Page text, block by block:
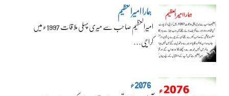
ہمارا امیرالعظیم
امیرالعظیم صاحب سے میری پہلی ملاقات 1997ء میں
کراچی…
2076ء